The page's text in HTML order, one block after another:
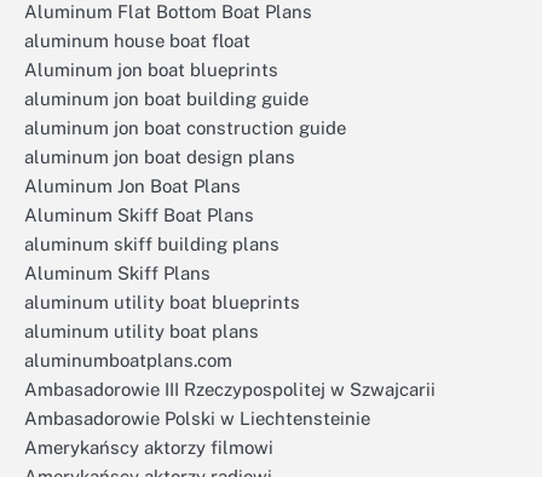
Aluminum Flat Bottom Boat Plans
aluminum house boat float
Aluminum jon boat blueprints
aluminum jon boat building guide
aluminum jon boat construction guide
aluminum jon boat design plans
Aluminum Jon Boat Plans
Aluminum Skiff Boat Plans
aluminum skiff building plans
Aluminum Skiff Plans
aluminum utility boat blueprints
aluminum utility boat plans
aluminumboatplans.com
Ambasadorowie III Rzeczypospolitej w Szwajcarii
Ambasadorowie Polski w Liechtensteinie
Amerykańscy aktorzy filmowi